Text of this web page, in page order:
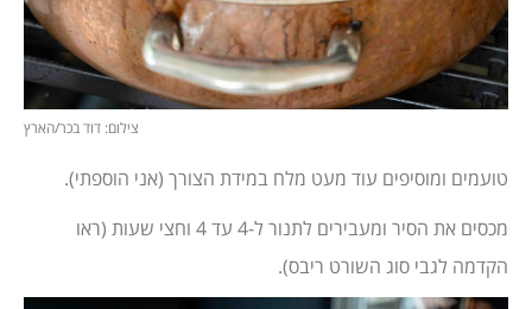
צילום: דוד בכר/הארץ
טועמים ומוסיפים עוד מעט מלח במידת הצורך (אני הוספתי).
מכסים את הסיר ומעבירים לתנור ל-4 עד 4 וחצי שעות (ראו
הקדמה לגבי סוג השורט ריבס).